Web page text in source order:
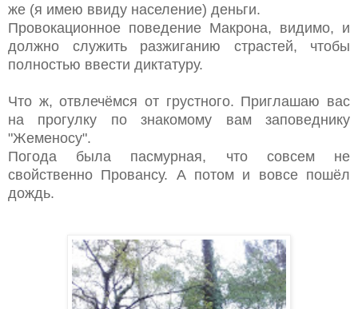
же (я имею ввиду население) деньги.
Провокационное поведение Макрона, видимо, и
должно служить разжиганию страстей, чтобы
полностью ввести диктатуру.
Что ж, отвлечёмся от грустного. Приглашаю вас
на прогулку по знакомому вам заповеднику
"Жеменосу".
Погода была пасмурная, что совсем не
свойственно Провансу. А потом и вовсе пошёл
дождь.